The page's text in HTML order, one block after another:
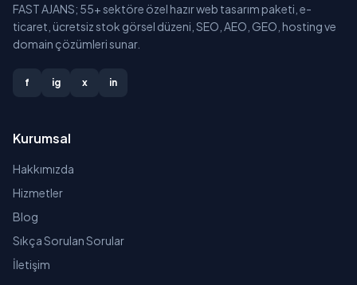
FAST AJANS; 55+ sektöre özel hazır web tasarım paketi, e-
ticaret, ücretsiz stok görsel düzeni, SEO, AEO, GEO, hosting ve
domain çözümleri sunar.
f ig x in
Kurumsal
Hakkımızda
Hizmetler
Blog
Sıkça Sorulan Sorular
İletişim